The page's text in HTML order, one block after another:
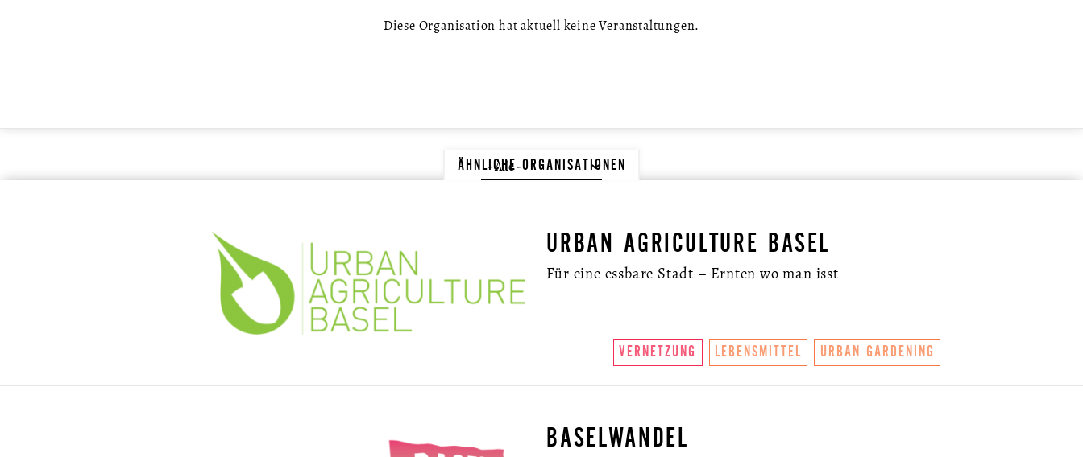
Diese Organisation hat aktuell keine Veranstaltungen.
ÄHNLICHE ORGANISATIONEN
URBAN AGRICULTURE BASEL
Für eine essbare Stadt – Ernten wo man isst
VERNETZUNG LEBENSMITTEL URBAN GARDENING
BASELWANDEL